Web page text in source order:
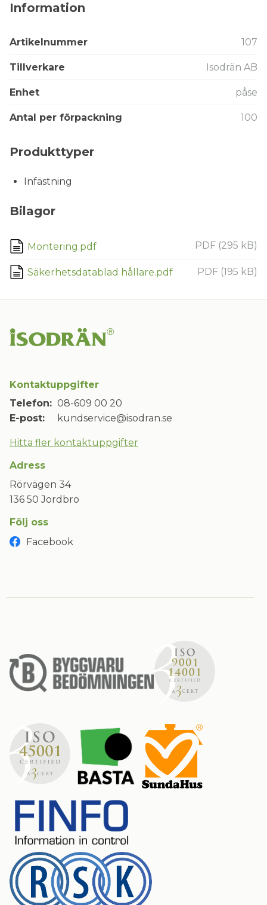
Information
Artikelnummer 107
Tillverkare Isodrän AB
Enhet påse
Antal per förpackning 100
Produkttyper
Infästning
Bilagor
Montering.pdf PDF (295 kB)
Säkerhetsdatablad hållare.pdf PDF (195 kB)
Kontaktuppgifter
Telefon: 08-609 00 20
E-post:
kundservice@isodran.se
Hitta fler kontaktuppgifter
Adress
Rörvägen 34
136 50 Jordbro
Följ oss
Facebook